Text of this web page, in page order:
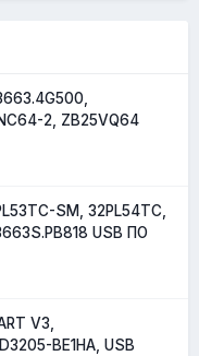
2, ZB25VQ64
SM, 32PL54TC,
USB ПО
V3,
BE1HA, USB